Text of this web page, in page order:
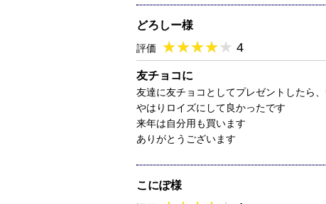
どろしー様
評価 ★★★★★
★★★★★ 4
友チョコに
友達に友チョコとしてプレゼントしたら
やはりロイズにして良かったです
来年は自分用も買います
ありがとうございます
こにぽ様